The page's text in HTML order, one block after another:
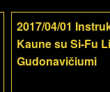
2017/04/01
Kaune su Si-Fu
Gudonavičiumi